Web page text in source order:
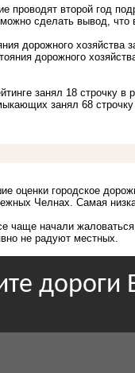
проводят второй год
сделать вывод,
дорожного хозяйства
дорожного
занял 18 строчку в
занял 68
оценки городское
Челнах. Самая
чаще начали
не радуют местных.